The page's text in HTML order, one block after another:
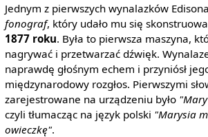
Jednym z pierwszych wynalazków
fonograf, który udało mu się
1877 roku. Była to pierwsza maszyna,
nagrywać i przetwarzać dźwięk.
naprawdę głośnym echem i przyniósł
międzynarodowy rozgłos. Pierwszymi
zarejestrowane na urządzeniu było
czyli tłumacząc na język polski "Marysia
owieczkę".